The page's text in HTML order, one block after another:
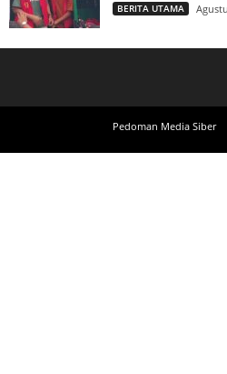
BERITA UTAMA
Pedoman Media Siber